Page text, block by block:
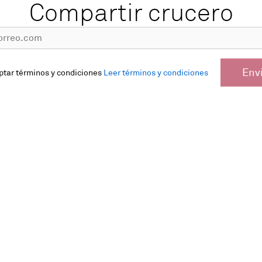
Compartir crucero
términos y condiciones Leer términos y condiciones